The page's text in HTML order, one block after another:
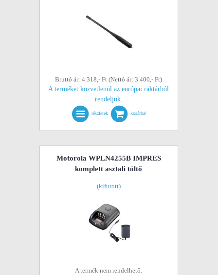
Bruttó ár: 4.318,- Ft (Nettó ár: 3.400,- Ft)
A terméket közvetlenül az európai raktárból
rendeljük.
részletek kosárba!
Motorola WPLN4255B IMPRES
komplett asztali töltő
(kifutott)
A termék nem rendelhető.